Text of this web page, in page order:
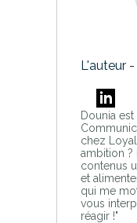
L'auteur -
Dounia
chez
ambition ?
contenus
et
qui me
vous
réagir !"